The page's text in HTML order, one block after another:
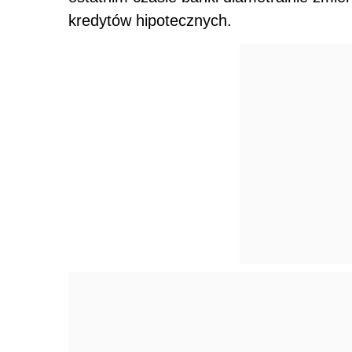
kredytów hipotecznych.